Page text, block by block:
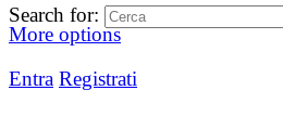
More options
Entra Registrati
Search for: